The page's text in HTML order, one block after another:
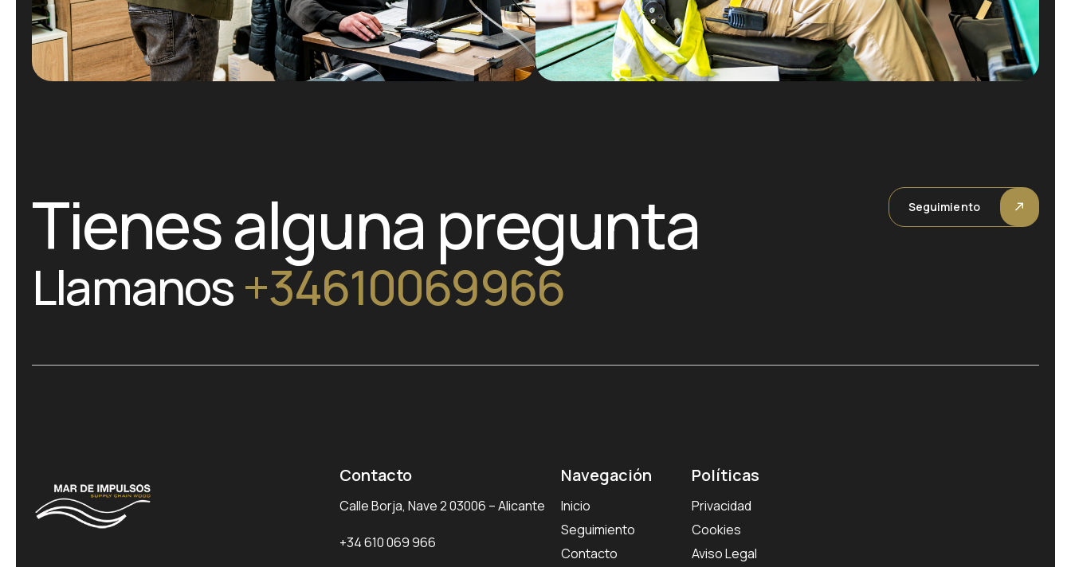
Tienes alguna pregunta
Llamanos+34610069966
Seguimiento
Contacto
Calle Borja, Nave 2 03006 – Alicante
+34 610 069 966
Navegación
Inicio
Seguimiento
Contacto
Políticas
Privacidad
Cookies
Aviso Legal